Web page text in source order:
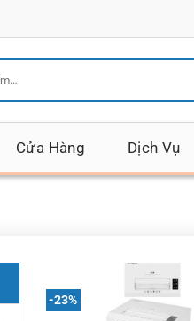
Cửa Hàng Dịch Vụ
-23%